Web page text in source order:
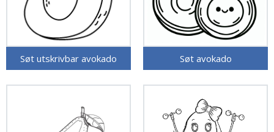
Søt utskrivbar avokado Søt avokado